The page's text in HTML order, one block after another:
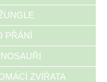
PŘÁNÍ
ZVÍŘATA